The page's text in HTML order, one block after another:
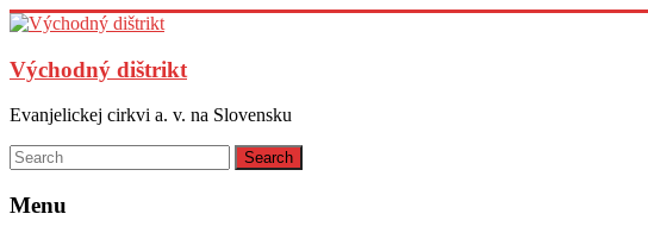
Skip
content
Východný dištrikt
Evanjelickej cirkvi a. v. na Slovensku
Menu